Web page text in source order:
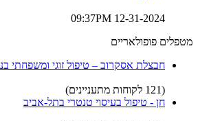
12-31-2024 09:37PM
מטפלים פופולאריים
חבצלת אסקרוב – טיפול זוגי ומשפחתי
(121 לקוחות מתעניינים)
חן - טיפול בעיסוי טנטרי בתל-אביב